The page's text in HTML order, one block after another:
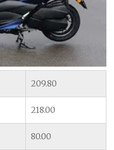
209.80
218.00
80.00